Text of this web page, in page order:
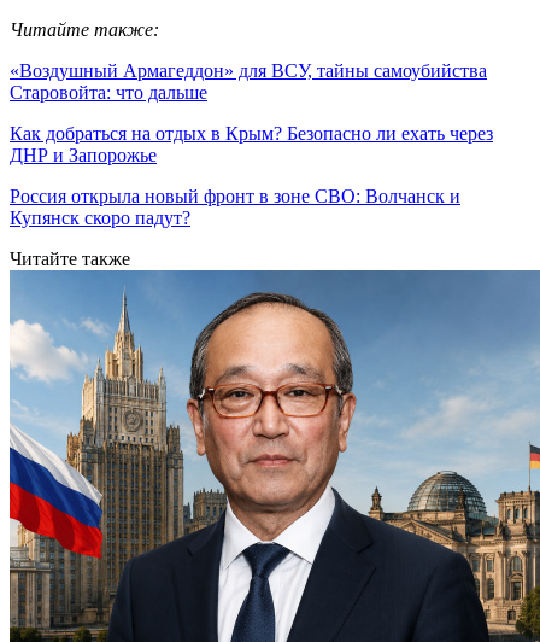
Читайте также:
«Воздушный Армагеддон» для ВСУ, тайны самоубийства
Старовойта: что дальше
Как добраться на отдых в Крым? Безопасно ли ехать через
ДНР и Запорожье
Россия открыла новый фронт в зоне СВО: Волчанск и
Купянск скоро падут?
Читайте также